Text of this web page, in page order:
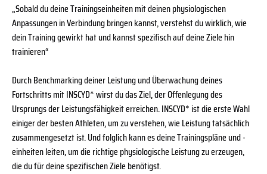
„Sobald du deine Trainingseinheiten mit deinen physiologischen
Anpassungen in Verbindung bringen kannst, verstehst du wirklich, wie
dein Training gewirkt hat und kannst spezifisch auf deine Ziele hin
trainieren“
Durch Benchmarking deiner Leistung und Überwachung deines
Fortschritts mit INSCYD* wirst du das Ziel, der Offenlegung des
Ursprungs der Leistungsfähigkeit erreichen. INSCYD* ist die erste Wahl
einiger der besten Athleten, um zu verstehen, wie Leistung tatsächlich
zusammengesetzt ist. Und folglich kann es deine Trainingspläne und -
einheiten leiten, um die richtige physiologische Leistung zu erzeugen,
die du für deine spezifischen Ziele benötigst.